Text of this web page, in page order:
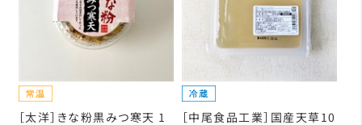
［太洋］きな粉黒みつ寒天 1
［中尾食品工業］国産天草10